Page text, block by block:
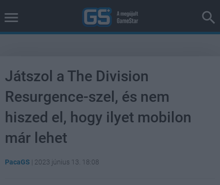
Játszol a The Division
Resurgence-szel, és nem
hiszed el, hogy ilyet mobilon
már lehet
PacaGS | 2023 június 13. 18:08